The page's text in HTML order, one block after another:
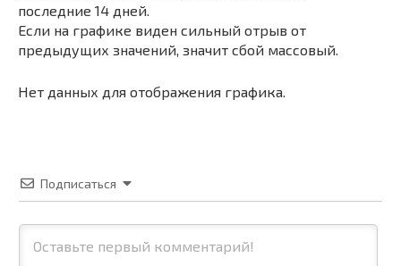
последние 14 дней.
Если на графике виден сильный отрыв от
предыдущих значений, значит сбой массовый.
Нет данных для отображения графика.
Подписаться